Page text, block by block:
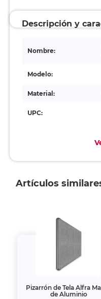
Descripción y
Nombre:
Modelo:
Material:
UPC:
Artículos
Pizarrón de Tela Alfra
de Aluminio